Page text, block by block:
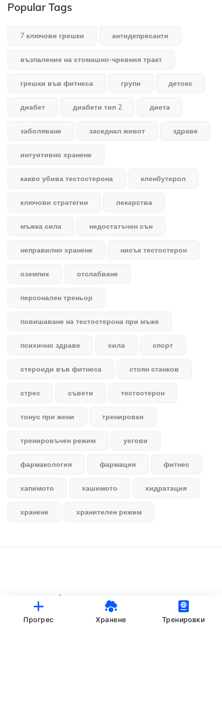
Popular Tags
7 ключови грешки антидепресанти
възпаление на стомашно-чревния тракт
грешки във фитнеса групи детокс
диабет диабети тип 2 диета
заболяване заседнал живот здраве
интуитивно хранене
какво убива тестостерона кленбутерол
ключови стратегии лекарства
мъжка сила недостатъчен сън
неправилно хранене нисък тестостерон
оземпик отслабване
персонален треньор
повишаване на тестостерона при мъже
психично здраве сила спорт
стероиди във фитнеса стоян станков
стрес съвети тестостерон
тонус при жени тренировки
тренировъчен режим уегови
фармакология фармация фитнес
хапимото хашимото хидратация
хранене хранителен режим
© StankovFit Progress App | 2025
Crafted with love by
Прогрес Хранене Тренировки